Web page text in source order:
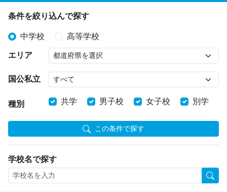
条件を絞り込んで探す
中学校 高等学校
エリア
国公私立
種別 共学 男子校 女子校 別学
この条件で探す
学校名で探す